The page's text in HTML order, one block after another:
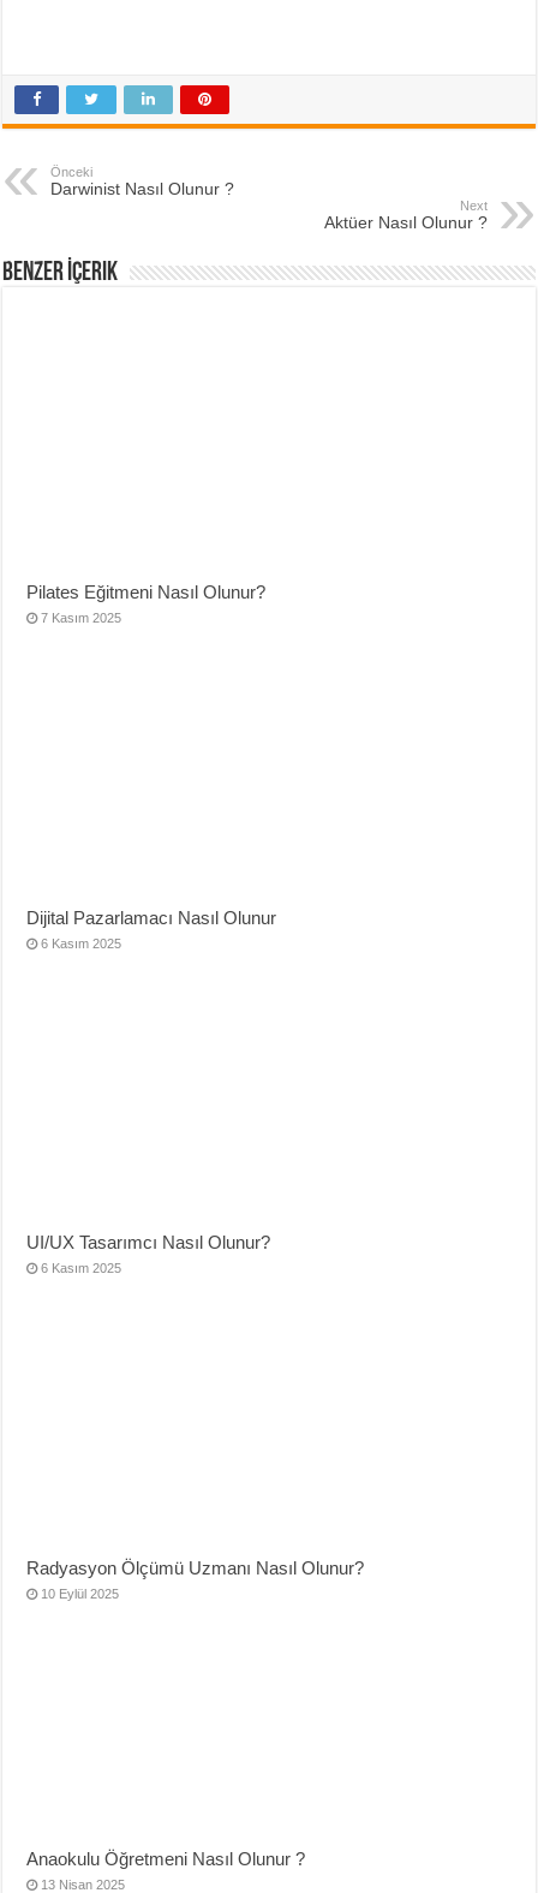
Önceki
Darwinist Nasıl Olunur ?
Next
Aktüer Nasıl Olunur ?
Benzer İçerik
Pilates Eğitmeni Nasıl Olunur?
7 Kasım 2025
Dijital Pazarlamacı Nasıl Olunur
6 Kasım 2025
UI/UX Tasarımcı Nasıl Olunur?
6 Kasım 2025
Radyasyon Ölçümü Uzmanı Nasıl Olunur?
10 Eylül 2025
Anaokulu Öğretmeni Nasıl Olunur ?
13 Nisan 2025